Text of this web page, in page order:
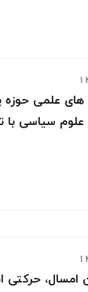
علمی حوزه
سیاسی با
امسال، حرکتی